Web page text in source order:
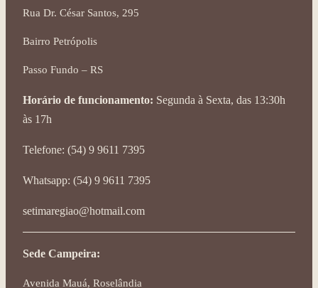
Rua Dr. César Santos, 295
Bairro Petrópolis
Passo Fundo – RS
Horário de funcionamento: Segunda à Sexta, das 13:30h
às 17h
Telefone: (54) 9 9611 7395
Whatsapp: (54) 9 9611 7395
setimaregiao@hotmail.com
Sede Campeira:
Avenida Mauá, Roselândia